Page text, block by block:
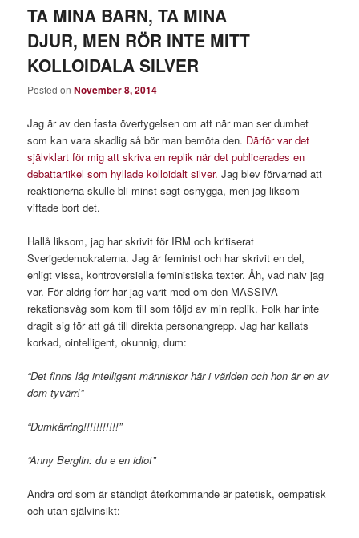
TA MINA BARN, TA MINA
DJUR, MEN RÖR INTE MITT
KOLLOIDALA SILVER
Posted onNovember 8, 2014
Jag är av den fasta övertygelsen om att när man ser dumhet
som kan vara skadlig så bör man bemöta den. Därför var det
självklart för mig att skriva en replik när det publicerades en
debattartikel som hyllade kolloidalt silver.Jag blev förvarnad att
reaktionerna skulle bli minst sagt osnygga, men jag liksom
viftade bort det.
Hallå liksom, jag har skrivit för IRM och kritiserat
Sverigedemokraterna. Jag är feminist och har skrivit en del,
enligt vissa, kontroversiella feministiska texter. Åh, vad naiv jag
var. För aldrig förr har jag varit med om den MASSIVA
rekationsvåg som kom till som följd av min replik. Folk har inte
dragit sig för att gå till direkta personangrepp. Jag har kallats
korkad, ointelligent, okunnig, dum:
“Det finns låg intelligent människor här i världen och hon är en av
dom tyvärr!”
“Dumkärring!!!!!!!!!!!”
“Anny Berglin: du e en idiot”
Andra ord som är ständigt återkommande är patetisk, oempatisk
och utan självinsikt: